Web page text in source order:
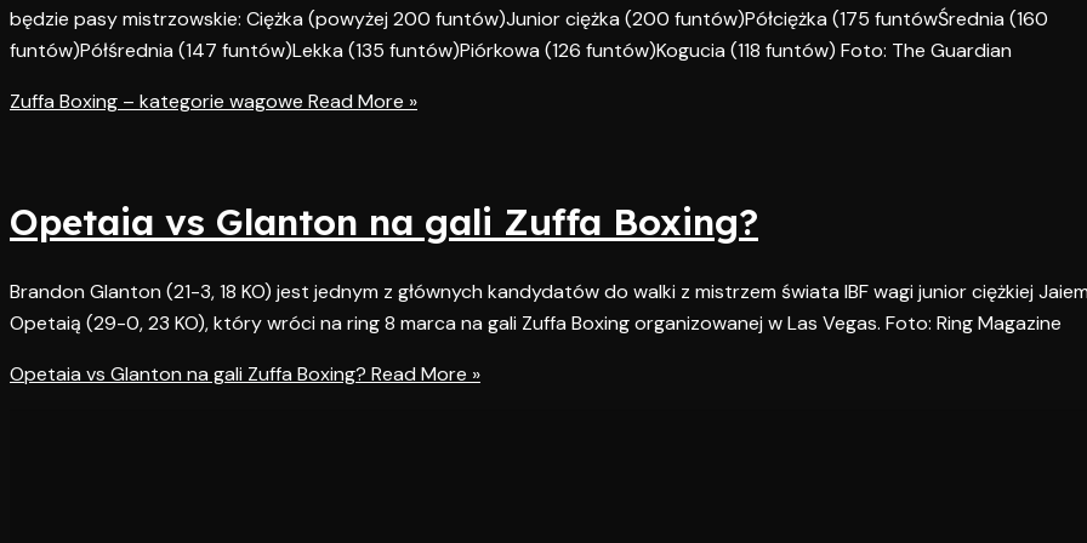
będzie pasy mistrzowskie: Ciężka (powyżej 200 funtów)Junior ciężka (200 funtów)Półciężka (175 funtówŚrednia (160
funtów)Półśrednia (147 funtów)Lekka (135 funtów)Piórkowa (126 funtów)Kogucia (118 funtów) Foto: The Guardian
Zuffa Boxing – kategorie wagowe Read More »
Opetaia vs Glanton na gali Zuffa Boxing?
Brandon Glanton (21-3, 18 KO) jest jednym z głównych kandydatów do walki z mistrzem świata IBF wagi junior ciężkiej
Opetaią (29-0, 23 KO), który wróci na ring 8 marca na gali Zuffa Boxing organizowanej w Las Vegas. Foto: Ring Magazine
Opetaia vs Glanton na gali Zuffa Boxing? Read More »